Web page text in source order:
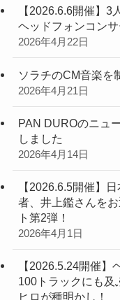
【2026.6.6開催】
ヘッドフォンコンサ
2026年4月22日
ソラチのCM音楽を
2026年4月21日
PAN DUROのニュ
しました
2026年4月14日
【2026.6.5開催】
者、井上鑑さんを
ト第2弾！
2026年4月1日
【2026.5.24開催
100トラックにも及
ヒロが種明かし！